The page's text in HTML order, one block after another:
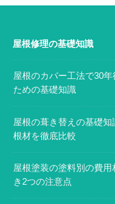
屋根修理の基礎知識
屋根のカバー工法で30
ための基礎知識
屋根の葺き替えの基礎
根材を徹底比較
屋根塗装の塗料別の費
き2つの注意点